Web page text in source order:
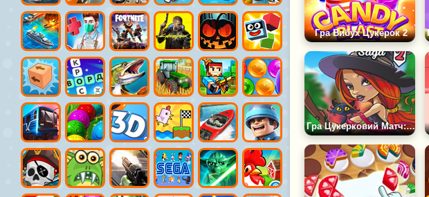
Гра Вибух Цукерок 2
Гра Цукерковий Матч: Сага 2